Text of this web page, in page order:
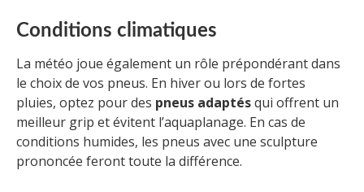
Conditions climatiques
La météo joue également un rôle prépondérant dans
le choix de vos pneus. En hiver ou lors de fortes
pluies, optez pour des pneus adaptésqui offrent un
meilleur grip et évitent l’aquaplanage. En cas de
conditions humides, les pneus avec une sculpture
prononcée feront toute la différence.